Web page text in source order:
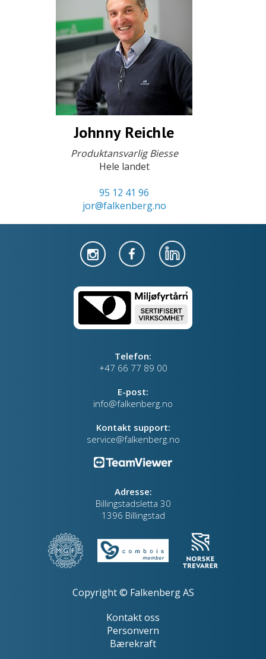
Johnny Reichle
Produktansvarlig Biesse
Hele landet
95 12 41 96
jor@falkenberg.no
Telefon:
+47 66 77 89 00
E-post:
info@falkenberg.no
Kontakt support:
service@falkenberg.no
Adresse:
Billingstadsletta 30
1396 Billingstad
Copyright © Falkenberg AS
Kontakt oss
Personvern
Bærekraft